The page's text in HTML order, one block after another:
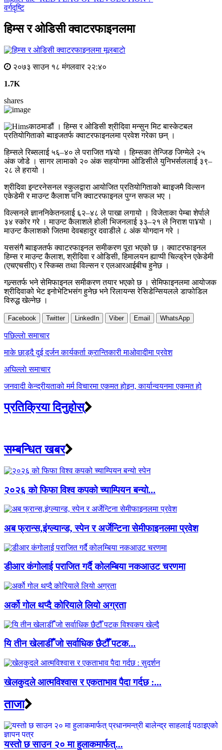
वर्गदृष्टि
हिम्स र ओडिसी क्वाटरफाइनलमा
मूलबाटाे
२०७३ साउन १८ मंगलवार २२:४०
1.7K
shares
काठमाडौं । हिम्स र ओडिसी श्रीदिवा मन्सुन मिट बास्केटबल
प्रतियोगिताको ब्वाइजतर्फ क्वाटरफाइनलमा प्रवेश गरेका छन् ।
हिम्सले रिब्सलाई ५६–४० ले पराजित ग¥यो । हिम्सका तेन्जिङ जिग्मेले २५
अंक जोडे । सागर लामाको २० अंक सहयोगमा ओडिसीले युनिभर्सललाई ३९–
२८ ले हरायो ।
श्रीदिवा इन्टरनेसनल स्कुलद्वारा आयोजित प्रतियोगिताको ब्वाइजमै विल्सन
एकेडेमी र माउन्ट कैलाश पनि क्वाटरफाइनल पुग्न सफल भए ।
विल्सनले ज्ञाननिकेतनलाई ६२–४८ ले पाखा लगायो । विजेताका पेम्बा शेर्पाले
३४ स्कोर गरे । माउन्ट कैलाशले होली भिजनलाई ३३–२१ ले निराश पा¥यो ।
माउन्ट कैलाशको जितमा देवबहादुर दवाडीले ८ अंक योगदान गरे ।
यससंगै ब्वाइजतर्फ क्वाटरफाइनल समीकरण पूरा भएको छ । क्वाटरफाइनल
हिम्स र माउन्ट कैलाश, श्रीदिवा र ओडिसी, हिमालयन ह्याप्पी चिल्ड्रेन एकेडेमी
(एचएचसीए) र स्किब्स तथा विल्सन र एलआरआईबीच हुनेछ ।
गल्र्सतर्फ भने सेमिफाइनल समीकरण तयार भएको छ । सेमिफाइनलमा आयोजक
श्रीदिवाको भेट इनोभेटिभसंग हुनेछ भने रिलायन्स रेसिडेन्सियलले डाफोडिल
विरुद्ध खेल्नेछ ।
Facebook Twitter LinkedIn Viber Email WhatsApp
Post
navigation
पछिल्लाे समाचार
माके छाड्दै दुई दर्जन कार्यकर्ता क्रान्तिकारी माओवादीमा प्रवेश
अघिल्लाे समाचार
जनवादी केन्द्रीयताको मर्म विचारमा एकमत होइन, कार्यान्वयनमा एकमत हो
प्रतिक्रिया दिनुहोस्
सम्बन्धित खबर
२०२६ को फिफा विश्व कपको च्याम्पियन बन्यो...
अब फ्रान्स,इंग्ल्यान्ड, स्पेन र अर्जेन्टिना सेमीफाइनलमा प्रवेश
डीआर कंगोलाई पराजित गर्दै कोलम्बिया नकआउट चरणमा
अर्को गोल थप्दै कोरियाले लियो अग्रता
यि तीन खेलाडीँँ जो सर्वाधिक छैटौँ पटक...
खेलकुदले आत्मविश्वास र एकताभाव पैदा गर्दछ :...
ताजा
यस्तो छ साउन २० मा हुलाकमार्फत्...